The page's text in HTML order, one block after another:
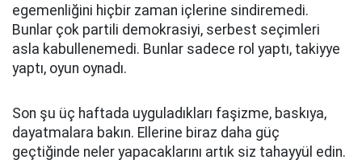
egemenliğini hiçbir zaman içlerine sindiremedi.
Bunlar çok partili demokrasiyi, serbest seçimleri
asla kabullenemedi. Bunlar sadece rol yaptı, takiyye
yaptı, oyun oynadı.
Son şu üç haftada uyguladıkları faşizme, baskıya,
dayatmalara bakın. Ellerine biraz daha güç
geçtiğinde neler yapacaklarını artık siz tahayyül edin.